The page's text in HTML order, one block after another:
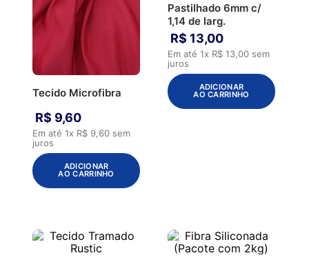
Tecido Microfibra
R$ 9,60
Em até1x R$ 9,60 sem
juros
ADICIONAR
AO CARRINHO
Pastilhado 6mm c/
1,14 de larg.
R$ 13,00
Em até 1x R$ 13,00 sem
juros
ADICIONAR
AO CARRINHO